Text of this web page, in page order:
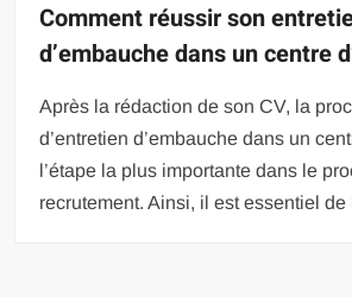
Comment réussir son
d’embauche dans un centre
Après la rédaction de son CV, la
d’entretien d’embauche dans un
l’étape la plus importante dans le
recrutement. Ainsi, il est essentiel de